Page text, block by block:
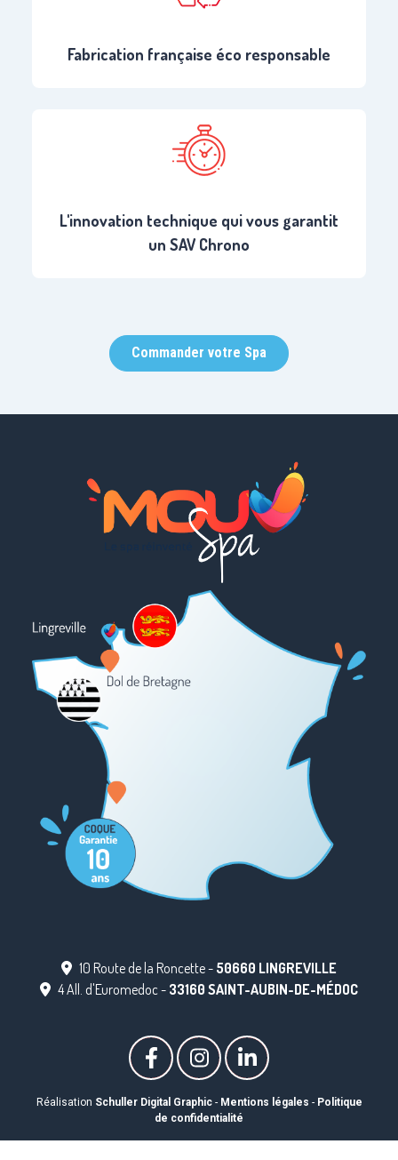
Fabrication française éco responsable
L'innovation technique qui vous garantit
un SAV Chrono
Commander votre Spa
10 Route de la Roncette - 50660 LINGREVILLE
4 All. d'Euromedoc - 33160 SAINT-AUBIN-DE-MÉDOC
Réalisation Schuller Digital Graphic- Mentions légales - Politique
de confidentialité